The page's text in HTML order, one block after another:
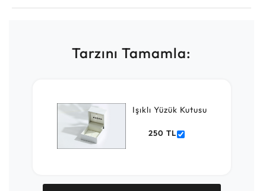
Tarzını Tamamla:
Işıklı Yüzük Kutusu
250 TL